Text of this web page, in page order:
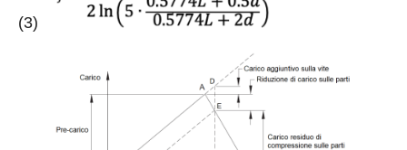
(3)